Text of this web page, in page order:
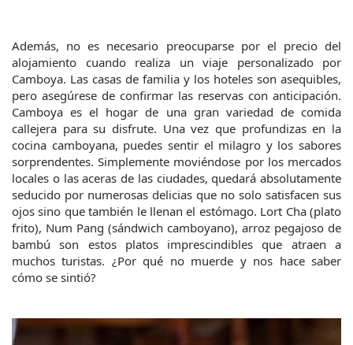
Además, no es necesario preocuparse por el precio del
alojamiento cuando realiza un viaje personalizado por
Camboya. Las casas de familia y los hoteles son asequibles,
pero asegúrese de confirmar las reservas con anticipación.
Camboya es el hogar de una gran variedad de comida
callejera para su disfrute. Una vez que profundizas en la
cocina camboyana, puedes sentir el milagro y los sabores
sorprendentes. Simplemente moviéndose por los mercados
locales o las aceras de las ciudades, quedará absolutamente
seducido por numerosas delicias que no solo satisfacen sus
ojos sino que también le llenan el estómago. Lort Cha (plato
frito), Num Pang (sándwich camboyano), arroz pegajoso de
bambú son estos platos imprescindibles que atraen a
muchos turistas. ¿Por qué no muerde y nos hace saber
cómo se sintió?